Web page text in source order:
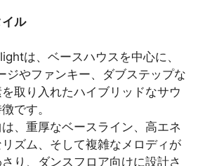
ル
は、ベースハウスを中心に、
ジやファンキー、ダブステップな
取り入れたハイブリッドなサウ
です。
、重厚なベースライン、高エネ
ズム、そして複雑なメロディが
り、ダンスフロア向けに設計さ